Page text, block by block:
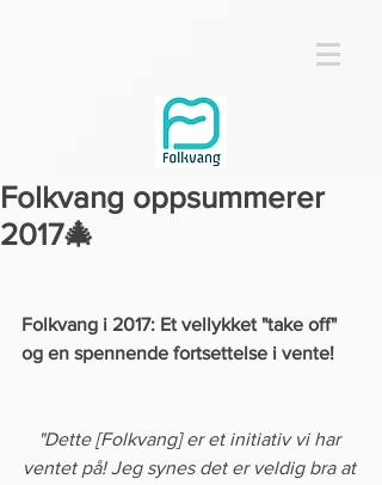
Folkvang oppsummerer
2017🎄
Folkvang i 2017: Et vellykket "take off"
og en spennende fortsettelse i vente!
"Dette [Folkvang] er et initiativ vi har
ventet på! Jeg synes det er veldig bra at